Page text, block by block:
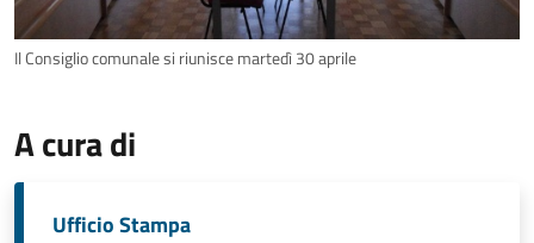
Il Consiglio comunale si riunisce martedì 30 aprile
A cura di
Ufficio Stampa